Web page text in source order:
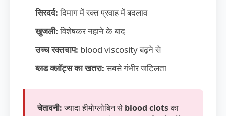
सिरदर्द:दिमाग में रक्त प्रवाह में बदलाव
खुजली:विशेषकर नहाने के बाद
उच्च रक्तचाप: blood viscosity बढ़ने से
ब्लड क्लॉट्स का खतरा:सबसे गंभीर जटिलता
चेतावनी:ज्यादा हीमोग्लोबिन से blood clotsका